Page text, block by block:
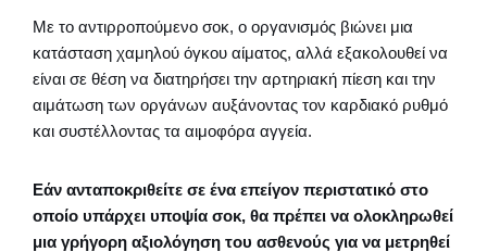
Με το αντιρροπούμενο σοκ, ο οργανισμός βιώνει μια
κατάσταση χαμηλού όγκου αίματος, αλλά εξακολουθεί να
είναι σε θέση να διατηρήσει την αρτηριακή πίεση και την
αιμάτωση των οργάνων αυξάνοντας τον καρδιακό ρυθμό
και συστέλλοντας τα αιμοφόρα αγγεία.
Εάν ανταποκριθείτε σε ένα επείγον περιστατικό στο
οποίο υπάρχει υποψία σοκ, θα πρέπει να ολοκληρωθεί
μια γρήγορη αξιολόγηση του ασθενούς για να μετρηθεί